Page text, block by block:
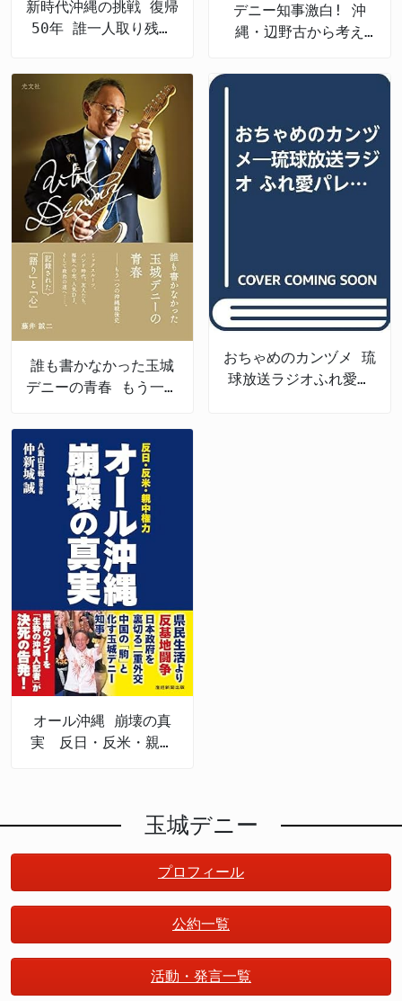
新時代沖縄の挑戦 復帰
50年 誰一人取り残さ
デニー知事激白! 沖
縄・辺野古から考え
誰も書かなかった玉城
デニーの青春 もう一つ
おちゃめのカンヅメ 琉
球放送ラジオふれ愛パ
オール沖縄 崩壊の真
実 反日・反米・親中
玉城デニー
プロフィール
公約一覧
活動・発言一覧